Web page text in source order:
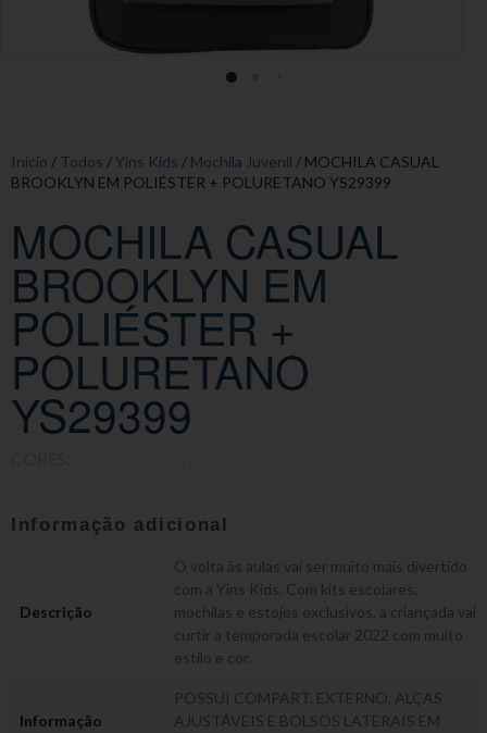
Início / Todos /Yins Kids / Mochila Juvenil / MOCHILA CASUAL
BROOKLYN EM POLIÉSTER + POLURETANO YS29399
MOCHILA CASUAL
BROOKLYN EM
POLIÉSTER +
POLURETANO
YS29399
Informação adicional
Descrição
O volta às aulas vai ser muito mais divertido
com a Yins Kids. Com kits escolares,
mochilas e estojos exclusivos, a criançada vai
curtir a temporada escolar 2022 com muito
estilo e cor.
Informação
POSSUI COMPART. EXTERNO, ALÇAS
AJUSTÁVEIS E BOLSOS LATERAIS EM